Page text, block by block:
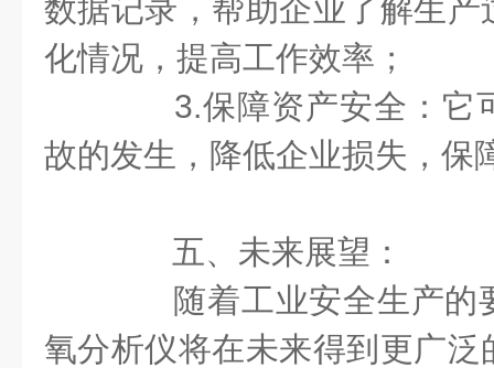
数据记录，帮助企业了解生
化情况，提高工作效率；
3.保障资产安全：它
故的发生，降低企业损失，保
五、未来展望：
随着工业安全生产的
氧分析仪将在未来得到更广